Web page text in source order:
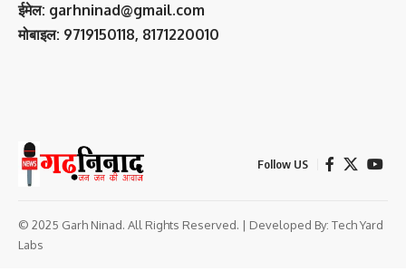
ईमेल: garhninad@gmail.com
मोबाइल: 9719150118, 8171220010
Follow US
© 2025 Garh Ninad. All Rights Reserved. | Developed By: Tech Yard
Labs